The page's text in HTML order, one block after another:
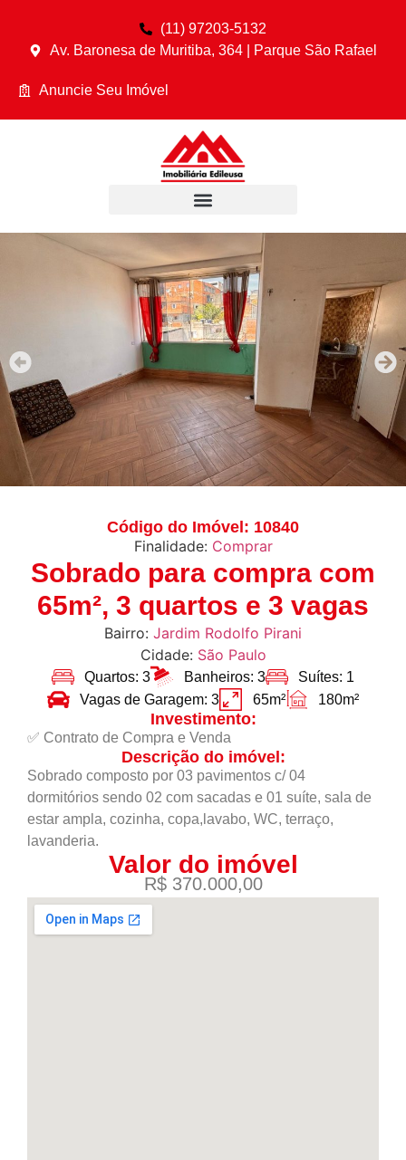
(11) 97203-5132
Av. Baronesa de Muritiba, 364 | Parque São Rafael
Anuncie Seu Imóvel
Código do Imóvel: 10840
Finalidade: Comprar
Sobrado para compra com
65m², 3 quartos e 3 vagas
Bairro: Jardim Rodolfo Pirani
Cidade: São Paulo
Quartos: 3 Banheiros: 3
Suítes: 1
Vagas de Garagem: 3
65m² 180m²
Investimento:
✅ Contrato de Compra e Venda
Descrição do imóvel:
Sobrado composto por 03 pavimentos c/ 04
dormitórios sendo 02 com sacadas e 01 suíte, sala de
estar ampla, cozinha, copa,lavabo, WC, terraço,
lavanderia.
Valor do imóvel
R$ 370.000,00